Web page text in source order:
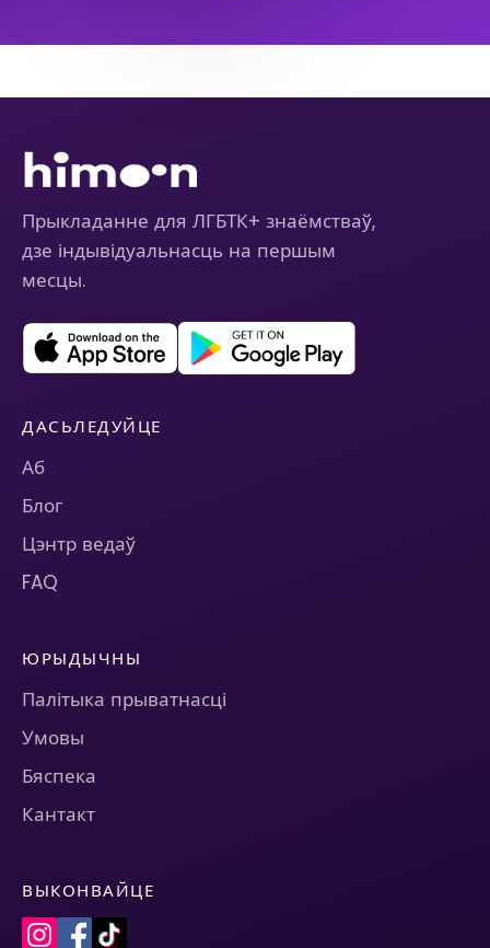
Прыкладанне для ЛГБТК+ знаёмстваў,
дзе індывідуальнасць на першым
месцы.
ДАСЬЛЕДУЙЦЕ
Аб
Блог
Цэнтр ведаў
FAQ
ЮРЫДЫЧНЫ
Палітыка прыватнасці
Умовы
Бяспека
Кантакт
ВЫКОНВАЙЦЕ